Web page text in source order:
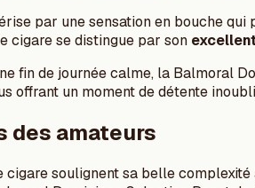
par une sensation en bouche
cigare se distingue par son
fin de journée calme, la Balmoral
offrant un moment de détente
des amateurs
cigare soulignent sa belle